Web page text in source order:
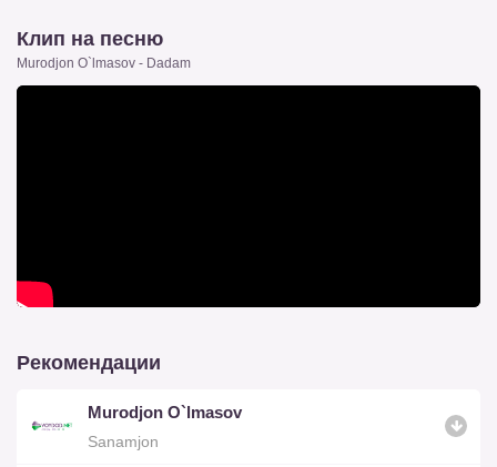
Клип на песню
Murodjon O`lmasov - Dadam
Рекомендации
Murodjon O`lmasov
Sanamjon